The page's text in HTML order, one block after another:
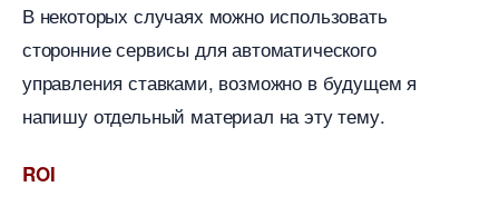
некоторых случаях можно использовать
сторонние сервисы для автоматического
управления ставками, возможно в будущем я
напишу отдельный материал на эту тему.
ROI